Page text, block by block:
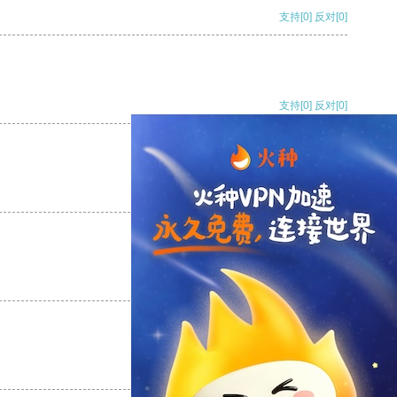
支持[0] 反对[0]
支持[0] 反对[0]
支持[0] 反对
支持
反对 [0]